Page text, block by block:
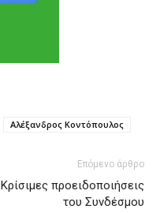
Αλέξανδρος Κοντόπουλος
Επόμενο άρθρο
Κρίσιμες προειδοποιήσεις
του Συνδέσμου